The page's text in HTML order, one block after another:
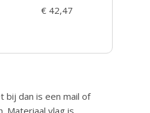
€ 42,47
bij dan is een mail of
Materiaal vlag is